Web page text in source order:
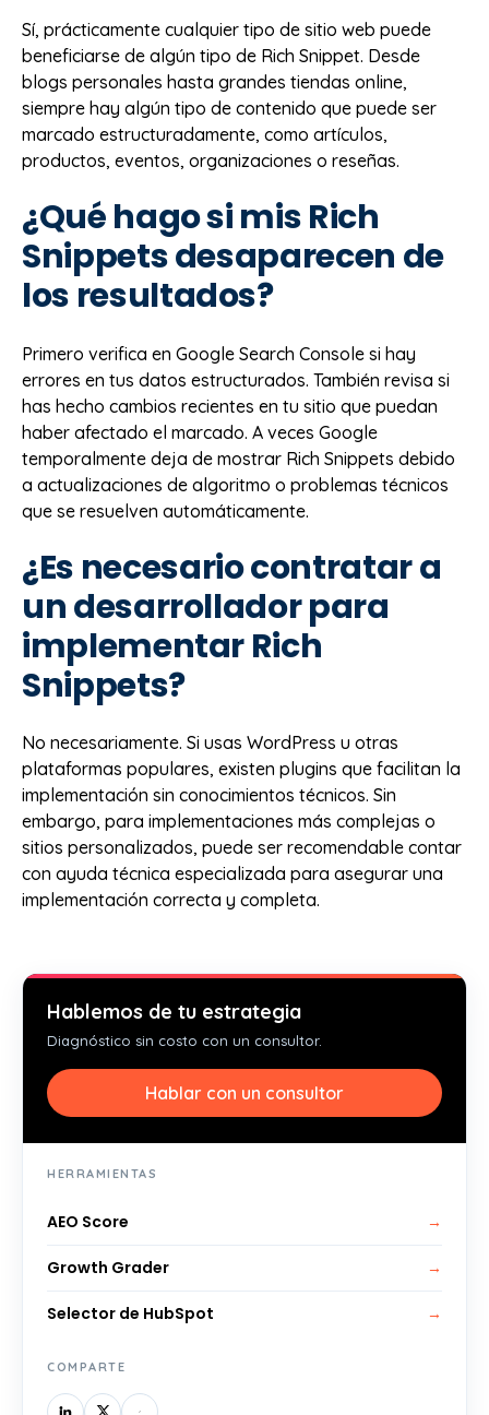
Sí, prácticamente cualquier tipo de sitio web puede
beneficiarse de algún tipo de Rich Snippet. Desde
blogs personales hasta grandes tiendas online,
siempre hay algún tipo de contenido que puede ser
marcado estructuradamente, como artículos,
productos, eventos, organizaciones o reseñas.
¿Qué hago si mis Rich
Snippets desaparecen de
los resultados?
Primero verifica en Google Search Console si hay
errores en tus datos estructurados. También revisa si
has hecho cambios recientes en tu sitio que puedan
haber afectado el marcado. A veces Google
temporalmente deja de mostrar Rich Snippets debido
a actualizaciones de algoritmo o problemas técnicos
que se resuelven automáticamente.
¿Es necesario contratar a
un desarrollador para
implementar Rich
Snippets?
No necesariamente. Si usas WordPress u otras
plataformas populares, existen plugins que facilitan la
implementación sin conocimientos técnicos. Sin
embargo, para implementaciones más complejas o
sitios personalizados, puede ser recomendable contar
con ayuda técnica especializada para asegurar una
implementación correcta y completa.
Hablemos de tu estrategia
Diagnóstico sin costo con un consultor.
Hablar con un consultor
HERRAMIENTAS
AEO Score →
Growth Grader →
Selector de HubSpot →
COMPARTE